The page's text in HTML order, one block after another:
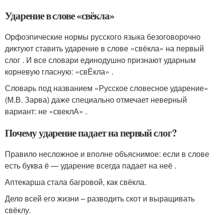
Ударение в слове «свёкла»
Орфоэпические нормы русского языка безоговорочно
диктуют ставить ударение в слове «свёкла» на первый
слог . И все словари единодушно признают ударным
корневую гласную: «свЁкла» .
Словарь под названием «Русское словесное ударение»
(М.В. Зарва) даже специально отмечает неверный
вариант: не «свеклА» .
Почему ударение падает на первый слог?
Правило несложное и вполне объяснимое: если в слове
есть буква ё — ударение всегда падает на неё .
Аптекарша стала багровой, как свёкла.
Дело всей его жизни – разводить скот и выращивать
свёклу.